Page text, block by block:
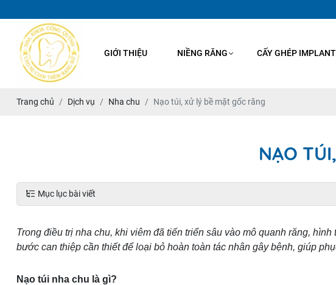
GIỚI THIỆU NIỀNG RĂNG CẤY GHÉP IMPLANT
Trang chủ Dịch vụ Nha chu Nạo túi, xử lý bề mặt gốc răng
NẠO
Mục lục bài viết
Trong điều trị nha chu, khi viêm đã tiến triển sâu vào mô quanh răng,
bước can thiệp cần thiết để loại bỏ hoàn toàn tác nhân gây bệnh, giúp
Nạo túi nha chu là gì?